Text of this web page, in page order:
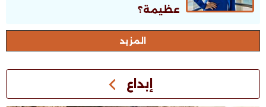
عظيمة؟
اﻟﻤﺰﻳﺪ
إبداع